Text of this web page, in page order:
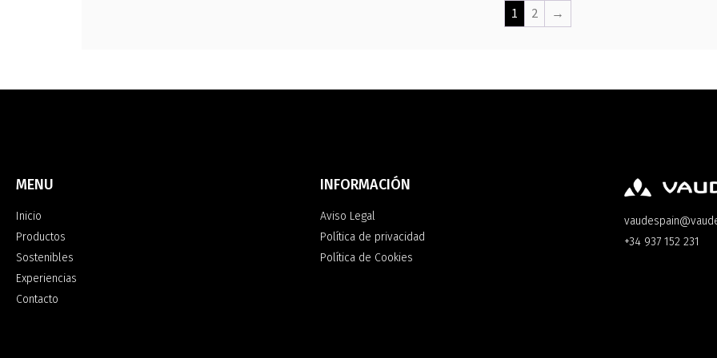
1 2 →
MENU
Inicio
Productos
Sostenibles
Experiencias
Contacto
INFORMACIÓN
Aviso Legal
Política de privacidad
Política de Cookies
+34 937 152 231